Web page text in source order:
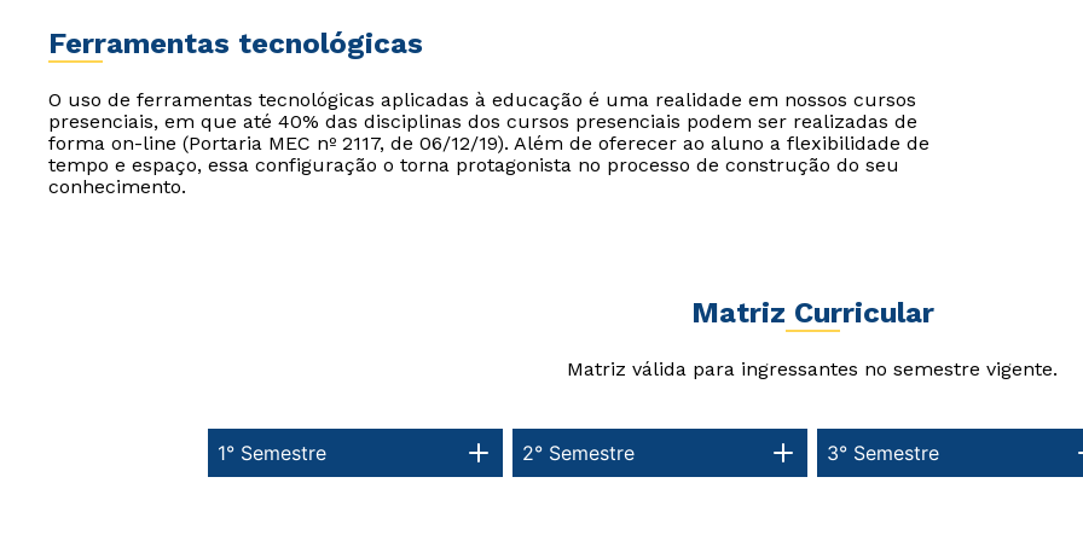
Ferramentas tecnológicas
O uso de ferramentas tecnológicas aplicadas à educação é uma realidade em nossos cursos
presenciais, em que até 40% das disciplinas dos cursos presenciais podem ser realizadas de
forma on-line (Portaria MEC nº 2117, de 06/12/19). Além de oferecer ao aluno a flexibilidade de
tempo e espaço, essa configuração o torna protagonista no processo de construção do seu
conhecimento.
Matriz Curricular
Matriz válida para ingressantes no semestre vigente.
1° Semestre 3° Semestre
2° Semestre